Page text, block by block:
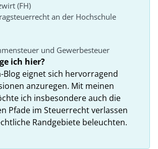
(FH)
an der Hochschule
und Gewerbesteuer
ich hier?
Blog eignet sich hervorragend
anzuregen. Mit meinen
ich insbesondere auch die
Pfade im Steuerrecht verlassen
Randgebiete beleuchten.